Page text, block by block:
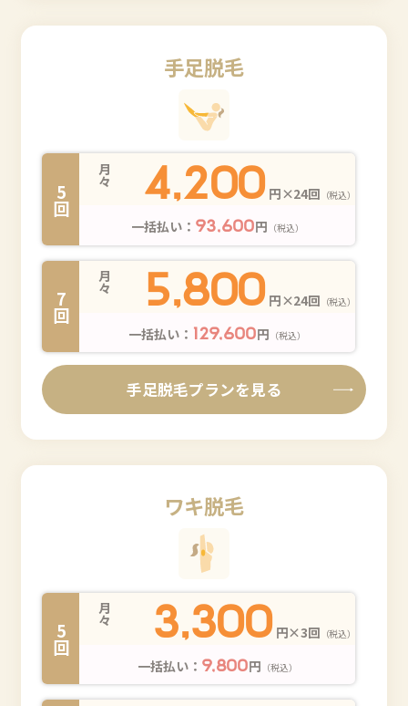
手足脱毛
5回
月々 4,200 円×24回 （税込）
一括払い： 93,600円 （税込）
7回
月々 5,800 円×24回 （税込）
一括払い： 129,600円 （税込）
手足脱毛プランを見る
ワキ脱毛
5回
月々 3,300 円×3回 （税込）
一括払い： 9,800円 （税込）